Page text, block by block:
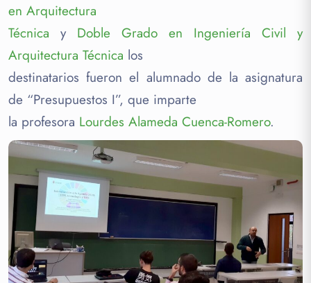
en Arquitectura
Técnica y Doble Grado en Ingeniería Civil y
Arquitectura Técnica los
destinatarios fueron el alumnado de la asignatura
de “Presupuestos I”, que imparte
la profesora Lourdes Alameda Cuenca-Romero.